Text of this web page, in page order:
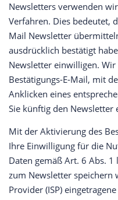
Newsletters verwenden
Verfahren. Dies bedeutet,
Mail Newsletter
ausdrücklich bestätigt
Newsletter einwilligen.
Bestätigungs-E-Mail, mit
Anklicken eines
Sie künftig den Newsletter
Mit der Aktivierung des
Ihre Einwilligung für die
Daten gemäß Art. 6 Abs.
zum Newsletter speichern
Provider (ISP)